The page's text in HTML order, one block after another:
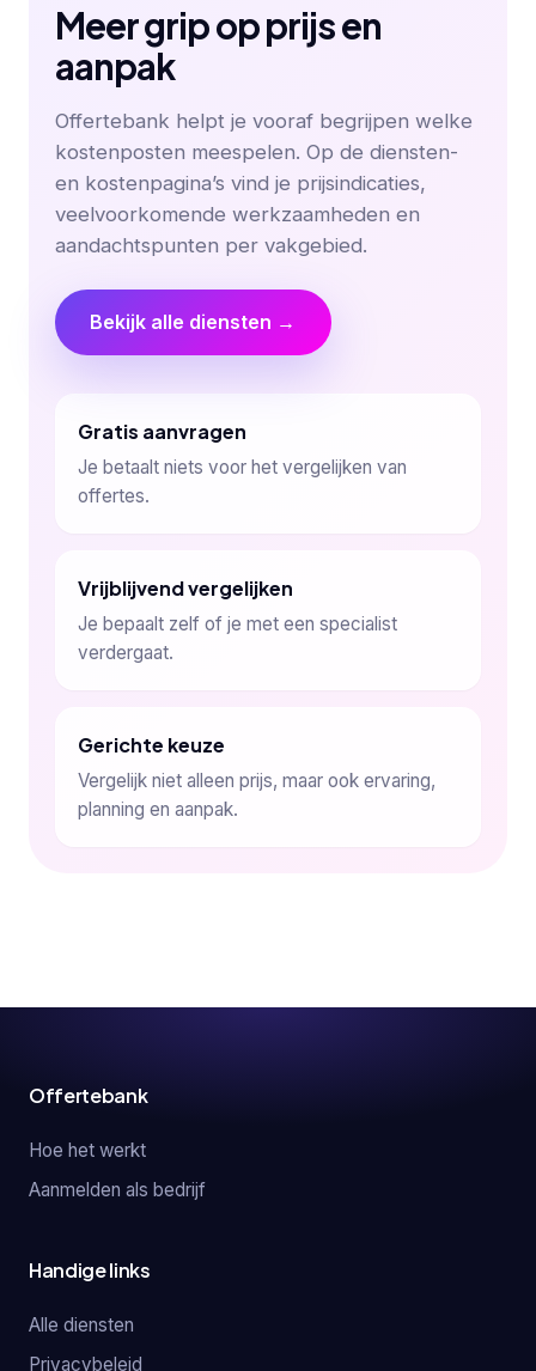
Meer grip op prijs en
aanpak
Offertebank helpt je vooraf begrijpen welke
kostenposten meespelen. Op de diensten-
en kostenpagina’s vind je prijsindicaties,
veelvoorkomende werkzaamheden en
aandachtspunten per vakgebied.
Bekijk alle diensten →
Gratis aanvragen
Je betaalt niets voor het vergelijken van
offertes.
Vrijblijvend vergelijken
Je bepaalt zelf of je met een specialist
verdergaat.
Gerichte keuze
Vergelijk niet alleen prijs, maar ook ervaring,
planning en aanpak.
Offertebank
Hoe het werkt
Aanmelden als bedrijf
Handige links
Alle diensten
Privacybeleid